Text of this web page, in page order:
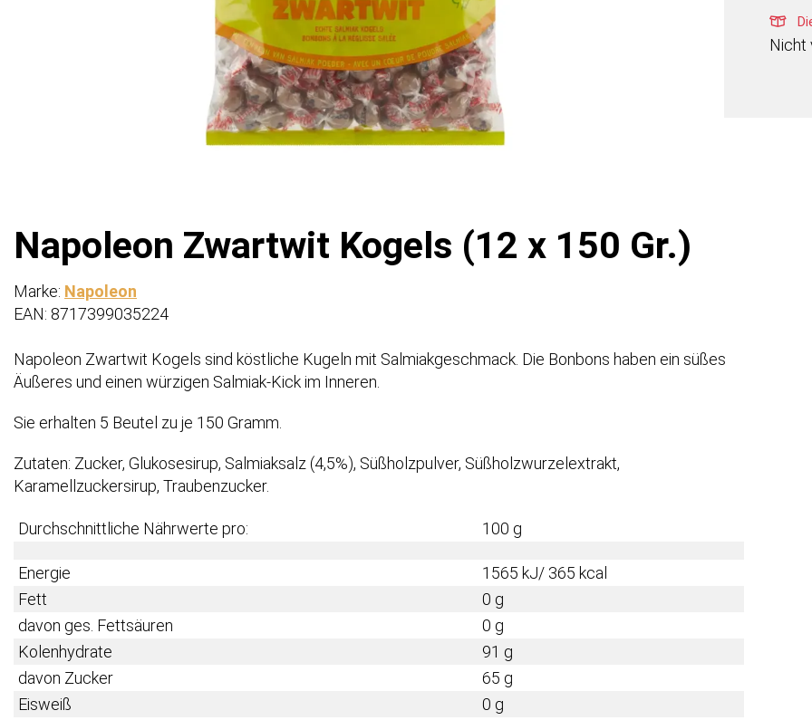
Nicht
Napoleon Zwartwit Kogels (12 x 150 Gr.)
Marke: Napoleon
EAN: 8717399035224
Napoleon Zwartwit Kogels sind köstliche Kugeln mit Salmiakgeschmack. Die Bonbons haben ein süßes
Äußeres und einen würzigen Salmiak-Kick im Inneren.
Sie erhalten 5 Beutel zu je 150 Gramm.
Zutaten: Zucker, Glukosesirup, Salmiaksalz (4,5%), Süßholzpulver, Süßholzwurzelextrakt,
Karamellzuckersirup, Traubenzucker.
Durchschnittliche Nährwerte pro: 100 g
Energie
1565 kJ/ 365 kcal
Fett
0 g
davon ges. Fettsäuren
0 g
Kolenhydrate
91 g
davon Zucker
65 g
Eisweiß
0 g